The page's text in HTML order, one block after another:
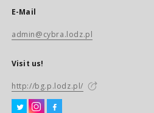
E-Mail
admin@cybra.lodz.pl
Visit us!
http://bg.p.lodz.pl/